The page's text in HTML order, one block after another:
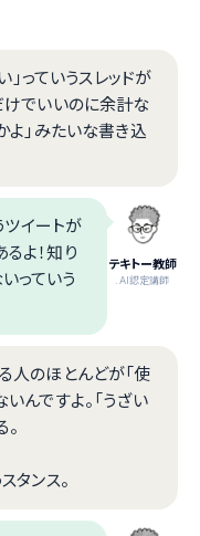
っていうスレッドが
けでいいのに余計な
よ」みたいな書き込
テキトー教師
.AI認定講師
ツイートが
よ！知り
っていう
人のほとんどが「使
んですよ。「うざい
タンス。